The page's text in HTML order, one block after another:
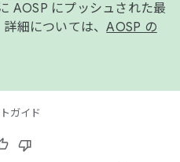
AOSP にプッシュされた最
詳細については、AOSP の
ガイド